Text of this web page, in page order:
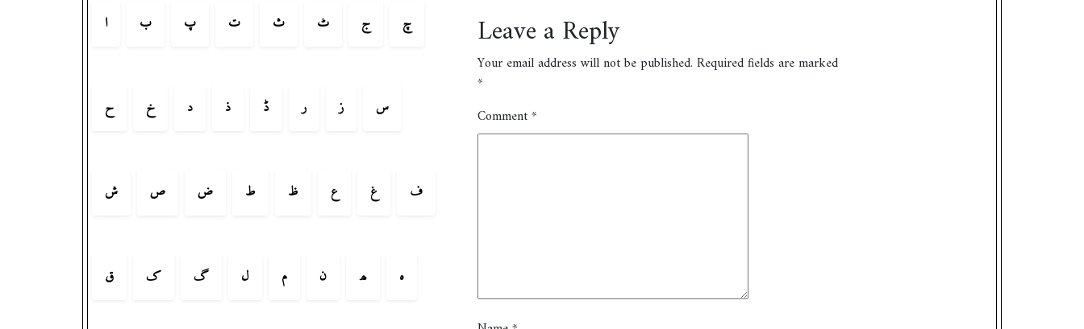
ا ب پ ت ث ٹ ج چ
ح خ د ذ ڈ ر ز س
ش ص ض ط ظ ع غ ف
ق ک گ ل م ن ھ ہ
Leave a Reply
Your email address will not be published. Required fields are marked
*
Comment*